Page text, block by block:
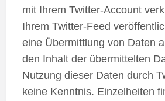
mit Ihrem Twitter-Account
Ihrem Twitter-Feed
eine Übermittlung von Daten
den Inhalt der übermittelten
Nutzung dieser Daten durch
keine Kenntnis. Einzelheiten